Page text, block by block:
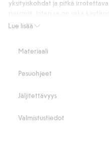
Lue lisää
yksityiskohdat ja pitkä
Magneettikiinnitys tekee
Irrotettava olkahihna
Magnettilukko
Kierrätetty PU
Materiaali
Pesuohjeet
Jäljitettävyys
Valmistustiedot